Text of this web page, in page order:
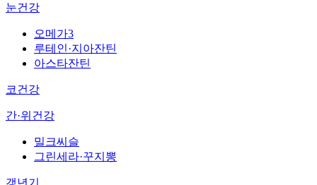
눈건강
오메가3
루테인·지아잔틴
아스타잔틴
코건강
간·위건강
밀크씨슬
그린세라·꾸지뽕
갱년기